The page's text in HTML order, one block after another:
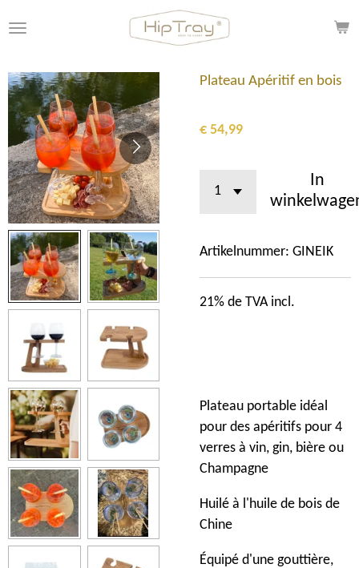
direct
de
hoofdinhoud
Plateau Apéritif en bois
€ 54,99
In
Artikelnummer: GINEIK
21% de TVA incl.
Plateau portable idéal
pour des apéritifs pour 4
verres à vin, gin, bière ou
Champagne
Huilé à l'huile de bois de
Chine
Équipé d'une gouttière,